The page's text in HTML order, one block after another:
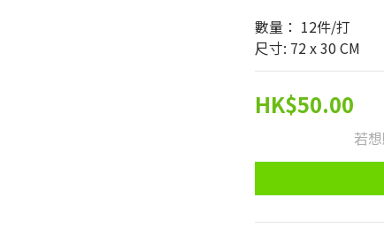
數量： 12件/打
尺寸: 72 x 30 CM
HK$50.00
若